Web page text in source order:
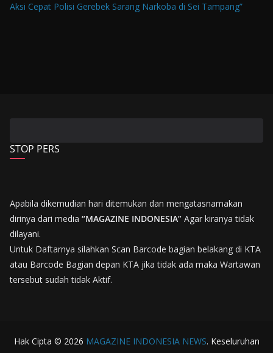
Aksi Cepat Polisi Gerebek Sarang Narkoba di Sei Tampang”
STOP PERS
Apabila dikemudian hari ditemukan dan mengatasnamakan
dirinya dari media “MAGAZINE INDONESIA” Agar kiranya tidak
dilayani.
Untuk Daftarnya silahkan Scan Barcode bagian belakang di KTA
atau Barcode Bagian depan KTA jika tidak ada maka Wartawan
tersebut sudah tidak Aktif.
Hak Cipta © 2026 MAGAZINE INDONESIA NEWS. Keseluruhan